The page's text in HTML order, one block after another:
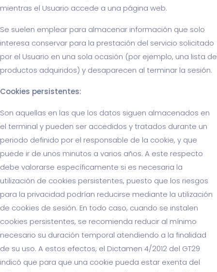
mientras el Usuario accede a una página web.
Se suelen emplear para almacenar información que solo
interesa conservar para la prestación del servicio solicitado
por el Usuario en una sola ocasión (por ejemplo, una lista de
productos adquiridos) y desaparecen al terminar la sesión.
Cookies persistentes:
Son aquellas en las que los datos siguen almacenados en
el terminal y pueden ser accedidos y tratados durante un
periodo definido por el responsable de la cookie, y que
puede ir de unos minutos a varios años. A este respecto
debe valorarse específicamente si es necesaria la
utilización de cookies persistentes, puesto que los riesgos
para la privacidad podrían reducirse mediante la utilización
de cookies de sesión. En todo caso, cuando se instalen
cookies persistentes, se recomienda reducir al mínimo
necesario su duración temporal atendiendo a la finalidad
de su uso. A estos efectos, el Dictamen 4/2012 del GT29
indicó que para que una cookie pueda estar exenta del